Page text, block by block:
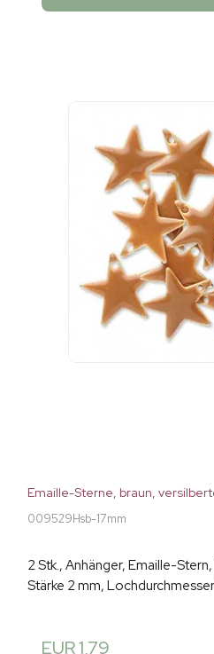
Emaille-Sterne, braun,
009529Hsb-17mm
2 Stk., Anhänger, Emaille-
Stärke 2 mm,
EUR 1,79